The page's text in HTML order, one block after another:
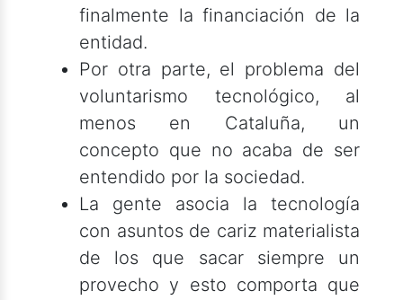
finalmente la financiación de la
entidad.
Por otra parte, el problema del
voluntarismo tecnológico, al
menos en Cataluña, un
concepto que no acaba de ser
entendido por la sociedad.
La gente asocia la tecnología
con asuntos de cariz materialista
de los que sacar siempre un
provecho y esto comporta que